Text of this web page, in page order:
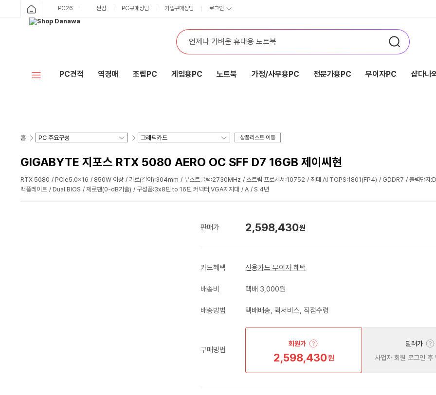
PC26 싼컴 PC구매상담 기업구매상담 로그인
PC견적 역경매 조립PC 게임용PC 노트북 가정/사무용PC 전문가용PC 무이자PC 샵다나
홈 상품리스트 이동
GIGABYTE 지포스 RTX 5080 AERO OC SFF D7 16GB 제이씨현
RTX 5080 PCIe5.0x16 850W 이상 가로(길이):304mm 부스트클럭:2730MHz 스트림 프로세서:10752 최대 AI TOPS:1801(FP4) GDDR7
출력단자
백플레이트
Dual BIOS 제로팬(0-dB기술) 구성품:3x8핀 to 16핀 커넥터,VGA지지대 A S 4년
판매가 2,598,430원
카드혜택 신용카드 무이자 혜택
배송비 택배 3,000원
배송방법 택배배송, 퀵서비스, 직접수령
구매방법
회원가
2,598,430원
딜러가
사업자 회원 로그인 후